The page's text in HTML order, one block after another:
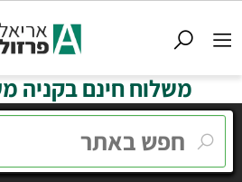
משלוח חינם בקניה מעל